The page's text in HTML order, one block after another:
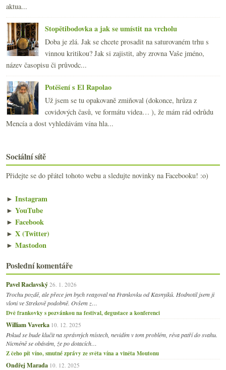
aktua...
Stopětibodovka a jak se umístit na vrcholu
Doba je zlá. Jak se chcete prosadit na saturovaném trhu s
vinnou kritikou? Jak si zajistit, aby zrovna Vaše jméno,
název časopisu či průvodc...
Potěšení s El Rapolao
Už jsem se tu opakovaně zmiňoval (dokonce, hrůza z
covidových časů, ve formátu videa… ), že mám rád odrůdu
Mencía a dost vyhledávám vína hla...
Sociální sítě
Přidejte se do přátel tohoto webu a sledujte novinky na Facebooku! :o)
► Instagram
► YouTube
► Facebook
► X (Twitter)
► Mastodon
Poslední komentáře
Pavel Raclavský 26. 1. 2026
Trochu pozdě, ale přece jen bych reagoval na Frankovku od Kasnyiků. Hodnotil jsem ji
vloni ve Strekově podobně. Ovšem z…
Dvě frankovky s pozvánkou na festival, degustace a konferenci
William Vaverka 10. 12. 2025
Pokud se bude klučit na správných místech, nevidím v tom problém, réva patří do svahu.
Nicméně se obávám, že po dotacích…
Z čeho pít víno, smutné zprávy ze světa vína a viněta Moutonu
Ondřej Marada 10. 12. 2025